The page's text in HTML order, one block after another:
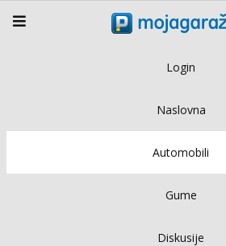
Login
Naslovna
Automobili
Gume
Diskusije